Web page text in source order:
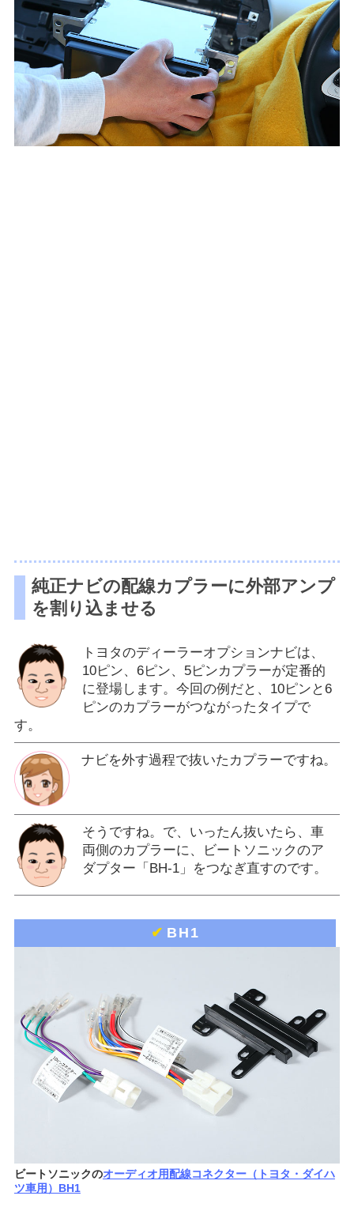
純正ナビの配線カプラーに外部アンプ
を割り込ませる
トヨタのディーラーオプションナビは、
10ピン、6ピン、5ピンカプラーが定番的
に登場します。今回の例だと、10ピンと6
ピンのカプラーがつながったタイプで
す。
ナビを外す過程で抜いたカプラーですね。
そうですね。で、いったん抜いたら、車
両側のカプラーに、ビートソニックのア
ダプター「BH-1」をつなぎ直すのです。
✔ BH1
ビートソニックのオーディオ用配線コネクター（トヨタ・ダイハ
ツ車用）BH1